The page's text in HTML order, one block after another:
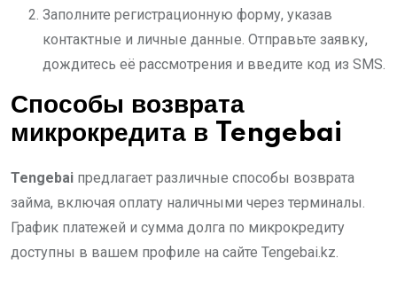
Заполните регистрационную форму, указав
контактные и личные данные. Отправьте заявку,
дождитесь её рассмотрения и введите код из SMS.
Способы возврата
микрокредита в Tengebai
Tengebai предлагает различные способы возврата
займа, включая оплату наличными через терминалы.
График платежей и сумма долга по микрокредиту
доступны в вашем профиле на сайте Tengebai.kz.